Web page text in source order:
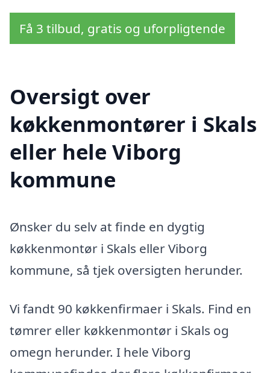
Få 3 tilbud, gratis og uforpligtende
Oversigt over
køkkenmontører i Skals
eller hele Viborg
kommune
Ønsker du selv at finde en dygtig
køkkenmontør i Skals eller Viborg
kommune, så tjek oversigten herunder.
Vi fandt 90 køkkenfirmaer i Skals. Find en
tømrer eller køkkenmontør i Skals og
omegn herunder. I hele Viborg